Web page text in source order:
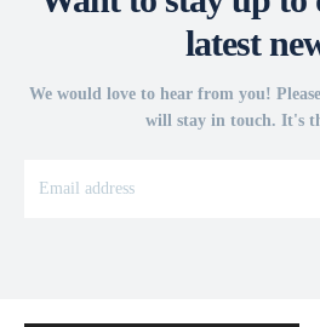
latest
We would love to hear from you!
will stay in touch. It's